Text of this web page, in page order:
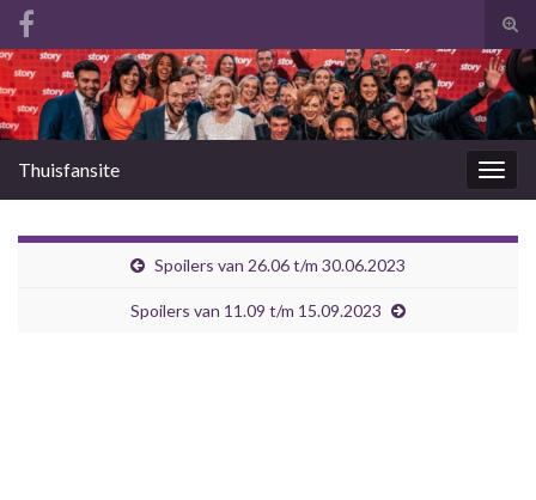
Search for:
Thuisfansite
Spoilers van 26.06 t/m 30.06.2023
Spoilers van 11.09 t/m 15.09.2023